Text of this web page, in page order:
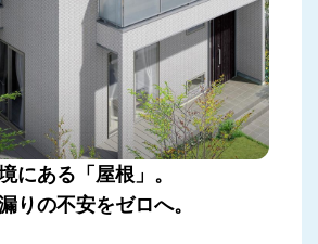
にある「屋根」。
りの不安をゼロへ。